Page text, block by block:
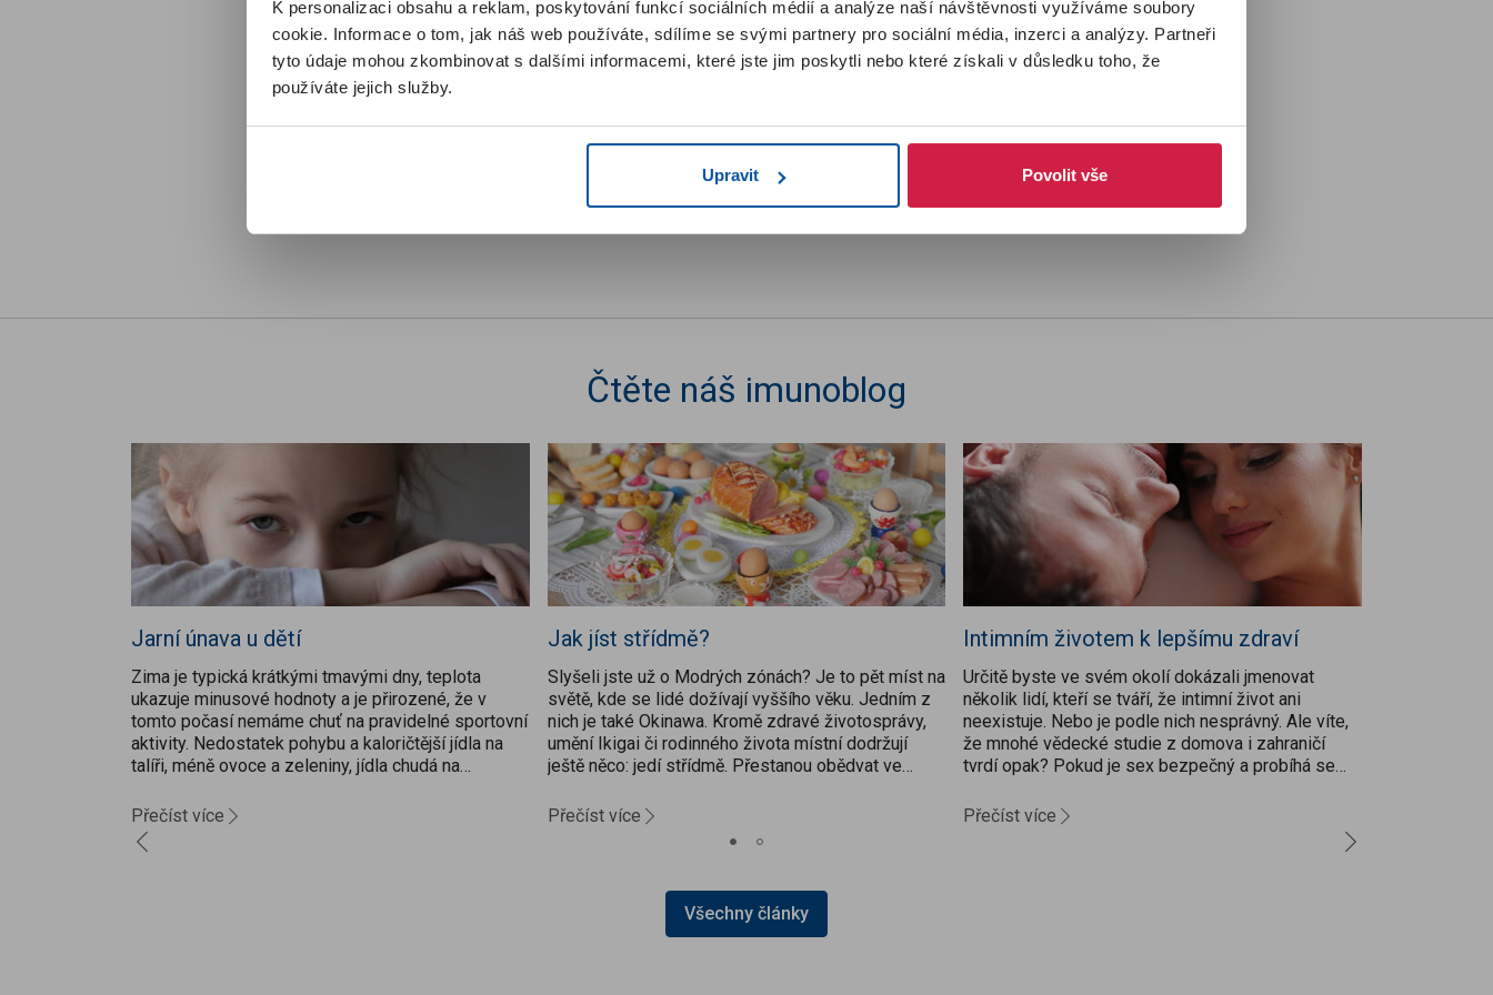
K personalizaci obsahu a reklam, poskytování funkcí sociálních médií a analýze naší návštěvnosti využíváme soubory
cookie. Informace o tom, jak náš web používáte, sdílíme se svými partnery pro sociální média, inzerci a analýzy. Partneři
tyto údaje mohou zkombinovat s dalšími informacemi, které jste jim poskytli nebo které získali v důsledku toho, že
používáte jejich služby.
Upravit Povolit vše
8 11
produktů
Čtěte náš imunoblog
Jarní únava u dětí
Zima je typická krátkými tmavými dny, teplota
ukazuje minusové hodnoty a je přirozené, že v
tomto počasí nemáme chuť na pravidelné sportovní
aktivity. Nedostatek pohybu a kaloričtější jídla na
talíři, méně ovoce a zeleniny, jídla chudá na
Přečíst více
Jak jíst střídmě?
Slyšeli jste už o Modrých zónách? Je to pět míst na
světě, kde se lidé dožívají vyššího věku. Jedním z
nich je také Okinawa. Kromě zdravé životosprávy,
umění Ikigai či rodinného života místní dodržují
ještě něco: jedí střídmě. Přestanou obědvat ve
Přečíst více
Intimním životem k lepšímu zdraví
Určitě byste ve svém okolí dokázali jmenovat
několik lidí, kteří se tváří, že intimní život ani
neexistuje. Nebo je podle nich nesprávný. Ale víte,
že mnohé vědecké studie z domova i zahraničí
tvrdí opak? Pokud je sex bezpečný a probíhá se
Přečíst více
Všechny články
přihlášení začínáte na úrovniSILVER. Pokud jste byli v předchozím
ImunoklubuVIP členem, automaticky jsme vás zařadili do úrovně GOLD
Více informací najdete
v sekci Imunoklub.